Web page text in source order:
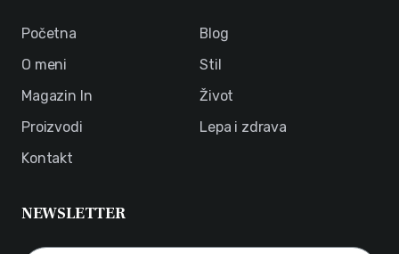
Početna
O meni
Magazin In
Proizvodi
Kontakt
Blog
Stil
Život
Lepa i zdrava
NEWSLETTER